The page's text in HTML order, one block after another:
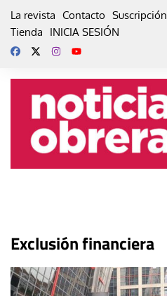
La revista Contacto Suscripción
Tienda
INICIA SESIÓN
Exclusión financiera